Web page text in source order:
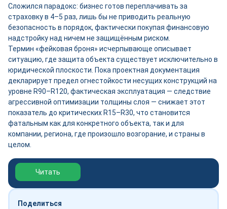
Сложился парадокс: бизнес готов переплачивать за
страховку в 4–5 раз, лишь бы не приводить реальную
безопасность в порядок, фактически покупая финансовую
надстройку над ничем не защищённым риском.
Термин «фейковая броня» исчерпывающе описывает
ситуацию, где защита объекта существует исключительно в
юридической плоскости. Пока проектная документация
декларирует предел огнестойкости несущих конструкций на
уровне R90–R120, фактическая эксплуатация — следствие
агрессивной оптимизации толщины слоя — снижает этот
показатель до критических R15–R30, что становится
фатальным как для конкретного объекта, так и для
компании, региона, где произошло возгорание, и страны в
целом.
Обзор выставки Нефтегаз-2026
Читать
Поделиться